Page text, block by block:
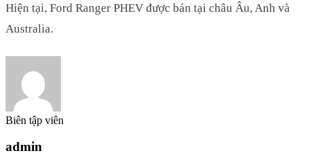
Hiện tại, Ford Ranger PHEV được bán tại châu Âu, Anh và
Australia.
Biên tập viên
admin